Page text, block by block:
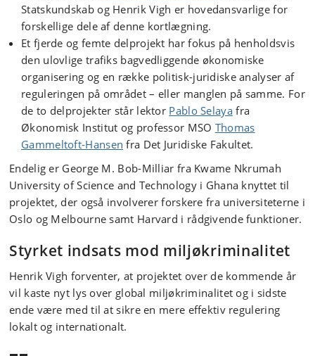
Statskundskab og Henrik Vigh er hovedansvarlige for
forskellige dele af denne kortlægning.
Et fjerde og femte delprojekt har fokus på henholdsvis
den ulovlige trafiks bagvedliggende økonomiske
organisering og en række politisk-juridiske analyser af
reguleringen på området – eller manglen på samme. For
de to delprojekter står lektor Pablo Selayafra
Økonomisk Institut og professor MSO Thomas
Gammeltoft-Hansen fra Det Juridiske Fakultet.
Endelig er George M. Bob-Milliar fra Kwame Nkrumah
University of Science and Technology i Ghana knyttet til
projektet, der også involverer forskere fra universiteterne i
Oslo og Melbourne samt Harvard i rådgivende funktioner.
Styrket indsats mod miljøkriminalitet
Henrik Vigh forventer, at projektet over de kommende år
vil kaste nyt lys over global miljøkriminalitet og i sidste
ende være med til at sikre en mere effektiv regulering
lokalt og internationalt.